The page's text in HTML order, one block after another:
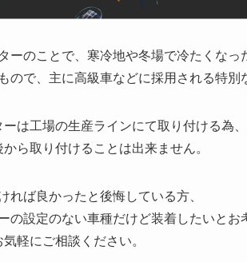
のことで、寒冷地や冬場で冷たくなっ
ので、主に高級車などに採用される特別
ーは工場の生産ラインにて取り付ける為、
ら取り付けることは出来ません。
れば良かったと後悔している方、
の設定のない車種だけど装着したいとお
気軽にご相談ください。